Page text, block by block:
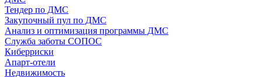
Тендер по ДМС
Закупочный пул по ДМС
Анализ и оптимизация программы ДМС
Служба заботы СОПОС
Киберриски
Апарт-отели
Недвижимость